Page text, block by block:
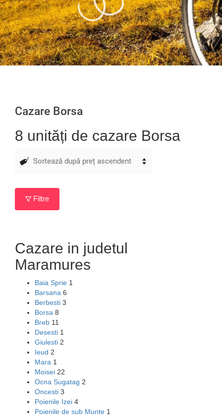
Cazare Borsa
8 unități de cazare Borsa
Filtre
Cazare in judetul
Maramures
Baia Sprie 1
Barsana 6
Berbesti 3
Borsa 8
Breb 11
Desesti 1
Giulesti 2
Ieud 2
Mara 1
Moisei 22
Ocna Sugatag 2
Oncesti 3
Poienile Izei 4
Poienile de sub Munte 1